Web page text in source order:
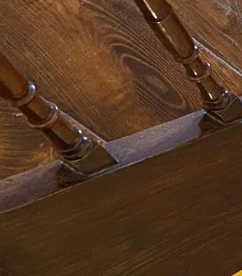
La maison du bois sacré
Chambres
Parking
Tarifs
Découvrir